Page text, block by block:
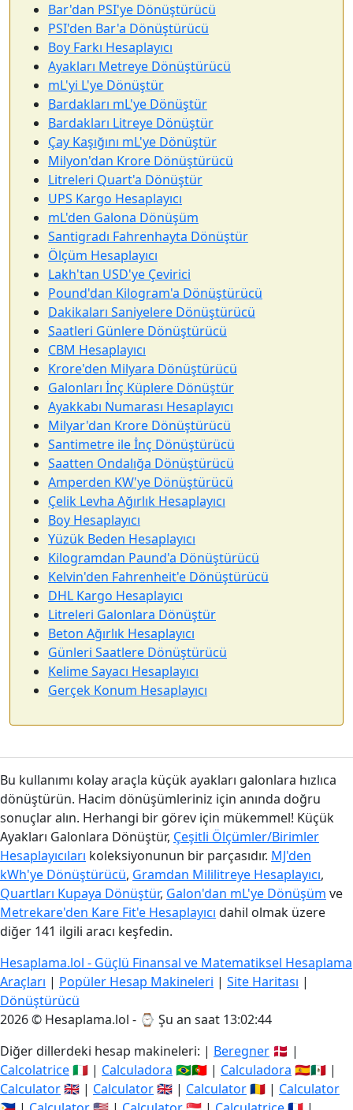
Bar'dan PSI'ye Dönüştürücü
PSI'den Bar'a Dönüştürücü
Boy Farkı Hesaplayıcı
Ayakları Metreye Dönüştürücü
mL'yi L'ye Dönüştür
Bardakları mL'ye Dönüştür
Bardakları Litreye Dönüştür
Çay Kaşığını mL'ye Dönüştür
Milyon'dan Krore Dönüştürücü
Litreleri Quart'a Dönüştür
UPS Kargo Hesaplayıcı
mL'den Galona Dönüşüm
Santigradı Fahrenhayta Dönüştür
Ölçüm Hesaplayıcı
Lakh'tan USD'ye Çevirici
Pound'dan Kilogram'a Dönüştürücü
Dakikaları Saniyelere Dönüştürücü
Saatleri Günlere Dönüştürücü
CBM Hesaplayıcı
Krore'den Milyara Dönüştürücü
Galonları İnç Küplere Dönüştür
Ayakkabı Numarası Hesaplayıcı
Milyar'dan Krore Dönüştürücü
Santimetre ile İnç Dönüştürücü
Saatten Ondalığa Dönüştürücü
Amperden KW'ye Dönüştürücü
Çelik Levha Ağırlık Hesaplayıcı
Boy Hesaplayıcı
Yüzük Beden Hesaplayıcı
Kilogramdan Paund'a Dönüştürücü
Kelvin'den Fahrenheit'e Dönüştürücü
DHL Kargo Hesaplayıcı
Litreleri Galonlara Dönüştür
Beton Ağırlık Hesaplayıcı
Günleri Saatlere Dönüştürücü
Kelime Sayacı Hesaplayıcı
Gerçek Konum Hesaplayıcı
Bu kullanımı kolay araçla küçük ayakları galonlara hızlıca
dönüştürün. Hacim dönüşümleriniz için anında doğru
sonuçlar alın. Herhangi bir görev için mükemmel! Küçük
Ayakları Galonlara Dönüştür, Çeşitli Ölçümler/Birimler
Hesaplayıcıları koleksiyonunun bir parçasıdır. MJ'den
kWh'ye Dönüştürücü, Gramdan Mililitreye Hesaplayıcı,
Quartları Kupaya Dönüştür, Galon'dan mL'ye Dönüşüm ve
Metrekare'den Kare Fit'e Hesaplayıcı dahil olmak üzere
diğer 141 ilgili aracı keşfedin.
Hesaplama.lol - Güçlü Finansal ve Matematiksel Hesaplama
Araçları | Popüler Hesap Makineleri | Site Haritası |
Dönüştürücü
2026 © Hesaplama.lol - ⌚ Şu an saat 13:02:45
Diğer dillerdeki hesap makineleri: | Beregner 🇩🇰 |
Calcolatrice🇮🇹 | Calculadora 🇧🇷🇵🇹 | Calculadora 🇪🇸🇲🇽 |
Calculator🇬🇧 | Calculator🇬🇧 | Calculator🇷🇴 | Calculator